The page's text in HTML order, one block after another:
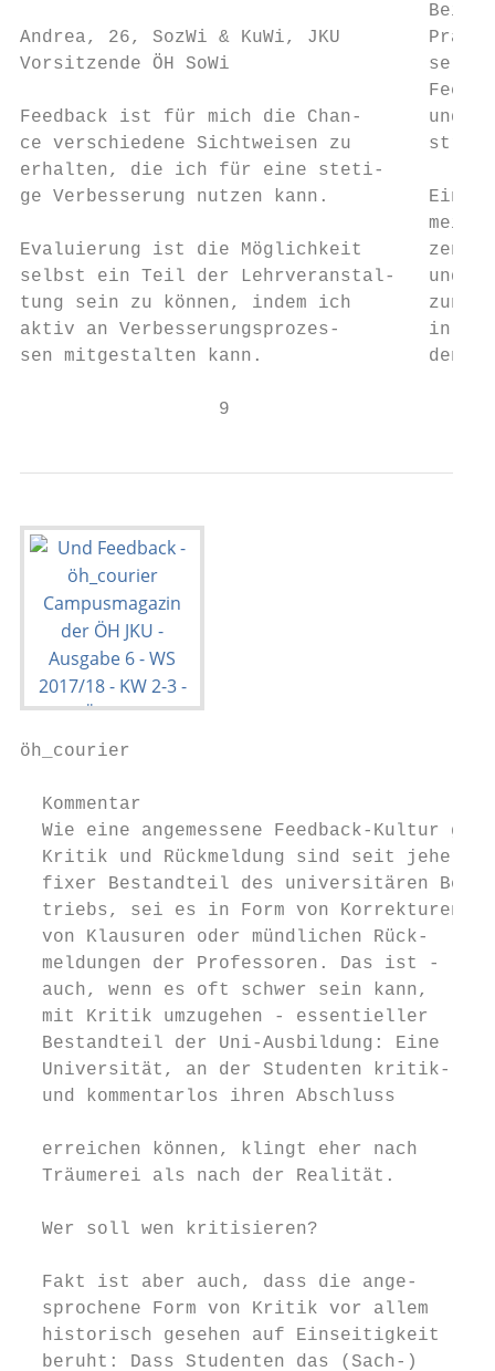
Andrea, 26, SozWi & KuWi, JKU
Vorsitzende ÖH SoWi                  se
Feedback ist für mich die Chan-      und
ce verschiedene Sichtweisen zu
erhalten, die ich für eine steti-
ge Verbesserung nutzen kann.         Eine
Evaluierung ist die Möglichkeit
selbst ein Teil der Lehrveranstal-   und
tung sein zu können, indem ich       zung
aktiv an Verbesserungsprozes-        in
sen mitgestalten kann.               den,
                  9
öh_courier
  Kommentar
Wie eine angemessene Feedback-Kultur
Kritik und Rückmeldung sind seit jeher
fixer Bestandteil des universitären Be-
triebs, sei es in Form von Korrekturen
von Klausuren oder mündlichen Rück-
meldungen der Professoren. Das ist -
auch, wenn es oft schwer sein kann,
mit Kritik umzugehen - essentieller
  Bestandteil der Uni-Ausbildung: Eine
Universität, an der Studenten kritik-
und kommentarlos ihren Abschluss
erreichen können, klingt eher nach
Träumerei als nach der Realität.
Wer soll wen kritisieren?
Fakt ist aber auch, dass die ange-
sprochene Form von Kritik vor allem
historisch gesehen auf Einseitigkeit
beruht: Dass Studenten das (Sach-)